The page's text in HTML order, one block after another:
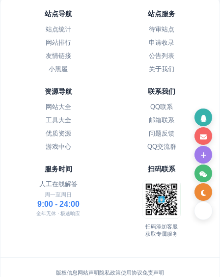
站点导航
站点统计
网站排行
友情链接
小黑屋
站点服务
待审站点
申请收录
公告列表
关于我们
资源导航
网站大全
工具大全
优质资源
游戏中心
联系我们
QQ联系
邮箱联系
问题反馈
QQ交流群
服务时间
人工在线解答
周一至周日
9:00 - 24:00
全年无休 · 极速响应
扫码联系
扫码添加客服
获取专属服务
版权信息 网站声明隐私政策使用协议免责声明